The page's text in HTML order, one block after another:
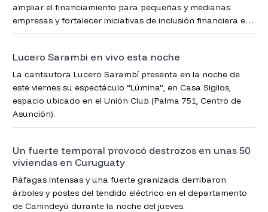
ampliar el financiamiento para pequeñas y medianas
empresas y fortalecer iniciativas de inclusión financiera en
Paraguay.
Lucero Sarambi en vivo esta noche
La cantautora Lucero Sarambí presenta en la noche de
este viernes su espectáculo “Lúmina”, en Casa Sigilos,
espacio ubicado en el Unión Club (Palma 751, Centro de
Asunción).
Un fuerte temporal provocó destrozos en unas 50
viviendas en Curuguaty
Ráfagas intensas y una fuerte granizada derribaron
árboles y postes del tendido eléctrico en el departamento
de Canindeyú durante la noche del jueves.